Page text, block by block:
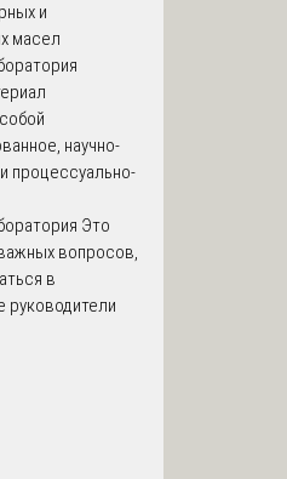
и
масел
научно-
процессуально-
Это
вопросов,
в
руководители